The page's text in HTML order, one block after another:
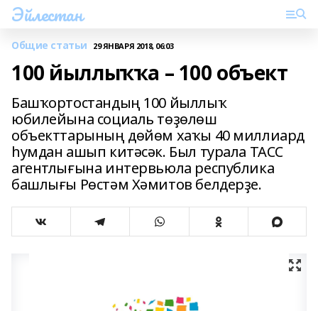
Эйлестан
Общие статьи 29 ЯНВАРЯ 2018, 06:03
100 йыллыҡҡа – 100 объект
Башҡортостандың 100 йыллыҡ
юбилейына социаль төҙөлөш
объекттарының дөйөм хаҡы 40 миллиард
һумдан ашып китәсәк. Был турала ТАСС
агентлығына интервьюла республика
башлығы Рөстәм Хәмитов белдерҙе.